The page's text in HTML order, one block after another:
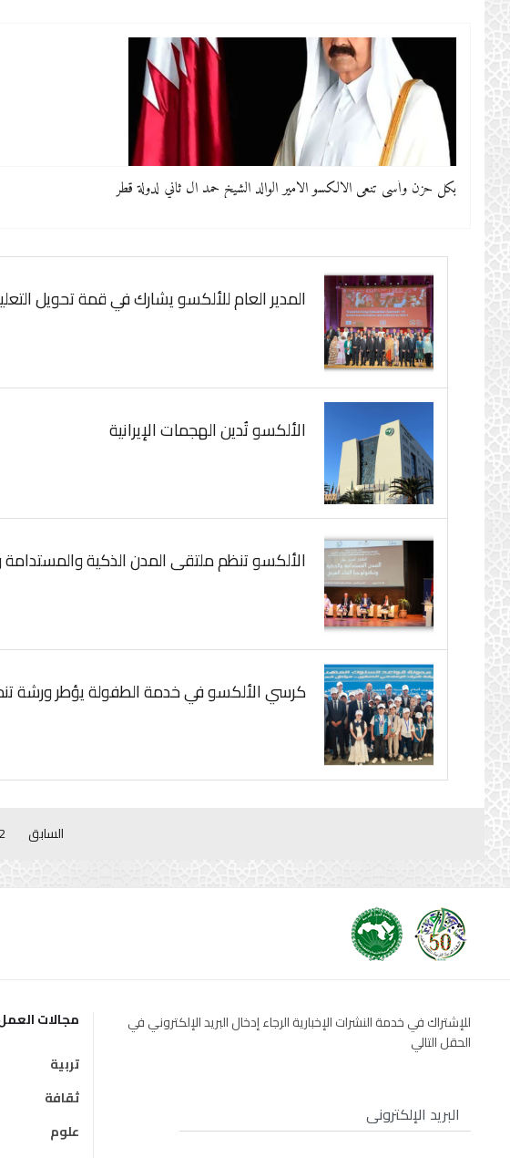
بكل حزن وأسى تنعى الالكسو الأمير الوالد الشيخ حمد آل ثاني لدولة قطر
المدير العام للألكسو يشارك في قمة تحويل التعليم +4 بمقر
الألكسو تُدين الهجمات الإيرانية
الألكسو تنظم ملتقى المدن الذكية والمستدامة
كرسي الألكسو في خدمة الطفولة يؤطر ورشة
السابق 2
للإشتراك في خدمة النشرات الإخبارية الرجاء إدخال البريد الإلكتروني في
الحقل التالي
مجالات
تربية
ثقافة
علوم